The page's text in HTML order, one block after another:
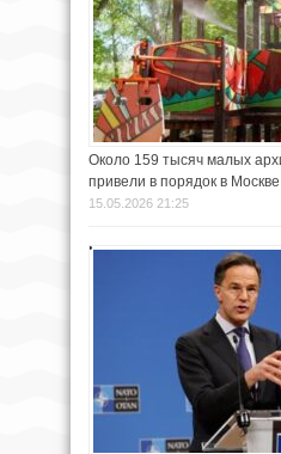
Около 159 тысяч малых
привели в порядок в
15.05.2026 21:25